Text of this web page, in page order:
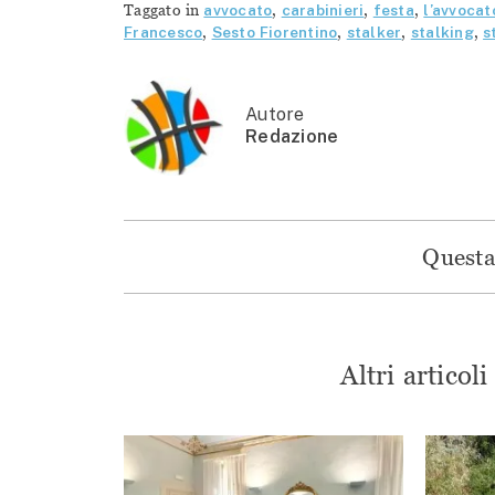
Taggato in avvocato, carabinieri, festa,
Francesco, Sesto Fiorentino, stalker, stalking,
Autore
Redazione
Altri articoli